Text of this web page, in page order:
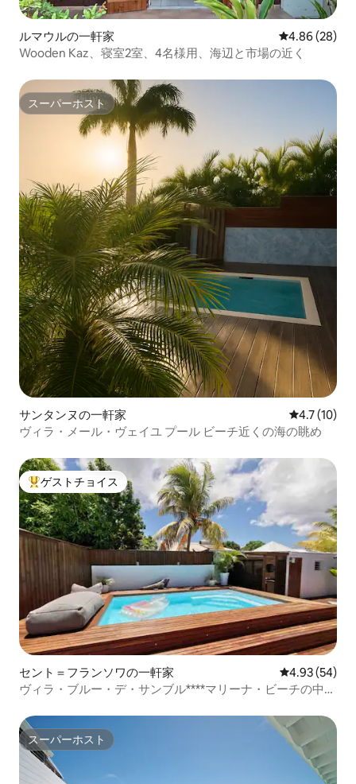
ルマウルの一軒家 レビュー28
4.86 (28)
Wooden Kaz、寝室2室、4名様用、海辺と市場の近く
スーパーホスト
スーパーホスト
サンタンヌの一軒家 レビュー10
4.7 (10)
ヴィラ・メール・ヴェイユ プール ビーチ近くの海の眺め
大好評のゲストチョイスです。
ゲストチョイス
セント＝フランソワの一軒家 レビュー54
4.93 (54)
ヴィラ・ブルー・デ・サンブル****マリーナ・ビーチの中心
スーパーホスト
スーパーホスト